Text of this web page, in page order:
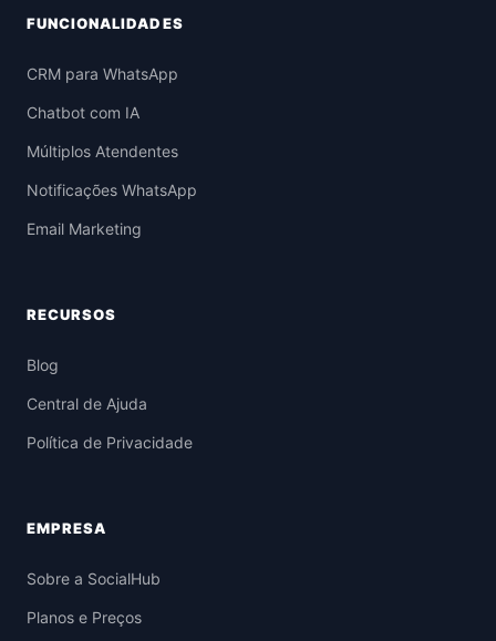
FUNCIONALIDADES
CRM para WhatsApp
Chatbot com IA
Múltiplos Atendentes
Notificações WhatsApp
Email Marketing
RECURSOS
Blog
Central de Ajuda
Política de Privacidade
EMPRESA
Sobre a SocialHub
Planos e Preços